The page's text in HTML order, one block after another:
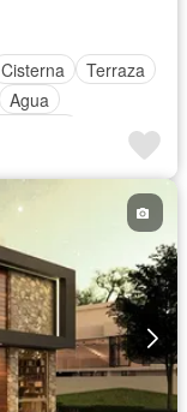
Cisterna
Terraza
Agua